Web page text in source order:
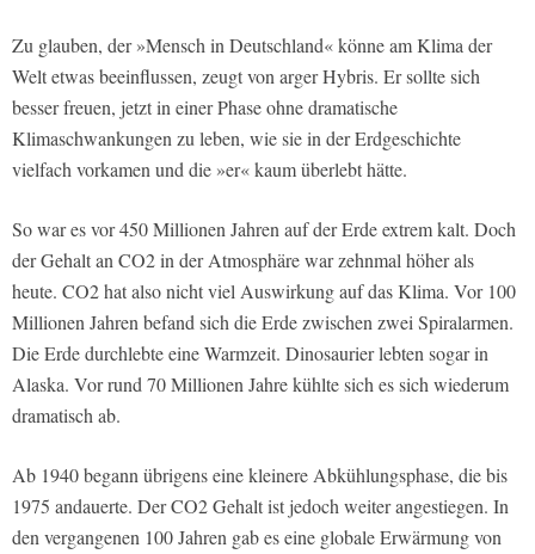
Zu glauben, der »Mensch in Deutschland« könne am Klima der
Welt etwas beeinflussen, zeugt von arger Hybris. Er sollte sich
besser freuen, jetzt in einer Phase ohne dramatische
Klimaschwankungen zu leben, wie sie in der Erdgeschichte
vielfach vorkamen und die »er« kaum überlebt hätte.
So war es vor 450 Millionen Jahren auf der Erde extrem kalt. Doch
der Gehalt an CO2 in der Atmosphäre war zehnmal höher als
heute. CO2 hat also nicht viel Auswirkung auf das Klima. Vor 100
Millionen Jahren befand sich die Erde zwischen zwei Spiralarmen.
Die Erde durchlebte eine Warmzeit. Dinosaurier lebten sogar in
Alaska. Vor rund 70 Millionen Jahre kühlte sich es sich wiederum
dramatisch ab.
Ab 1940 begann übrigens eine kleinere Abkühlungsphase, die bis
1975 andauerte. Der CO2 Gehalt ist jedoch weiter angestiegen. In
den vergangenen 100 Jahren gab es eine globale Erwärmung von